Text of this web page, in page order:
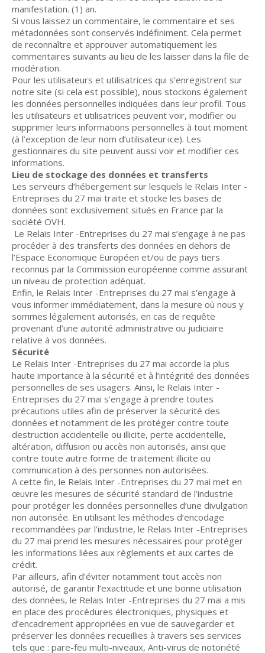
manifestation. (1) an.
Si vous laissez un commentaire, le commentaire et ses
métadonnées sont conservés indéfiniment. Cela permet
de reconnaître et approuver automatiquement les
commentaires suivants au lieu de les laisser dans la file de
modération.
Pour les utilisateurs et utilisatrices qui s’enregistrent sur
notre site (si cela est possible), nous stockons également
les données personnelles indiquées dans leur profil. Tous
les utilisateurs et utilisatrices peuvent voir, modifier ou
supprimer leurs informations personnelles à tout moment
(à l’exception de leur nom d’utilisateur·ice). Les
gestionnaires du site peuvent aussi voir et modifier ces
informations.
Lieu de stockage des données et transferts
Les serveurs d’hébergement sur lesquels le Relais Inter -
Entreprises du 27 mai traite et stocke les bases de
données sont exclusivement situés en France par la
société OVH.
Le Relais Inter -Entreprises du 27 mai s’engage à ne pas
procéder à des transferts des données en dehors de
l’Espace Economique Européen et/ou de pays tiers
reconnus par la Commission européenne comme assurant
un niveau de protection adéquat.
Enfin, le Relais Inter -Entreprises du 27 mai s’engage à
vous informer immédiatement, dans la mesure où nous y
sommes légalement autorisés, en cas de requête
provenant d’une autorité administrative ou judiciaire
relative à vos données.
Sécurité
Le Relais Inter -Entreprises du 27 mai accorde la plus
haute importance à la sécurité et à l’intégrité des données
personnelles de ses usagers. Ainsi, le Relais Inter -
Entreprises du 27 mai s’engage à prendre toutes
précautions utiles afin de préserver la sécurité des
données et notamment de les protéger contre toute
destruction accidentelle ou illicite, perte accidentelle,
altération, diffusion ou accès non autorisés, ainsi que
contre toute autre forme de traitement illicite ou
communication à des personnes non autorisées.
A cette fin, le Relais Inter -Entreprises du 27 mai met en
œuvre les mesures de sécurité standard de l’industrie
pour protéger les données personnelles d’une divulgation
non autorisée. En utilisant les méthodes d’encodage
recommandées par l’industrie, le Relais Inter -Entreprises
du 27 mai prend les mesures nécessaires pour protéger
les informations liées aux règlements et aux cartes de
crédit.
Par ailleurs, afin d’éviter notamment tout accès non
autorisé, de garantir l’exactitude et une bonne utilisation
des données, le Relais Inter -Entreprises du 27 mai a mis
en place des procédures électroniques, physiques et
d’encadrement appropriées en vue de sauvegarder et
préserver les données recueillies à travers ses services
tels que : pare-feu multi-niveaux, Anti-virus de notoriété